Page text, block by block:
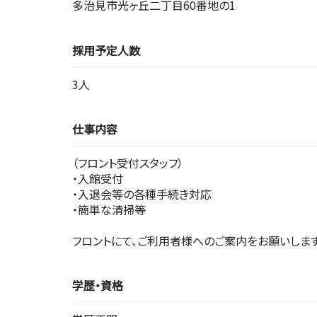
多治見市光ヶ丘二丁目60番地の1
採用予定人数
3人
仕事内容
（フロント受付スタッフ）
・入館受付
・入退会等の各種手続き対応
・簡単な清掃等
フロントにて、ご利用者様へのご案内をお願いしま
学歴・資格